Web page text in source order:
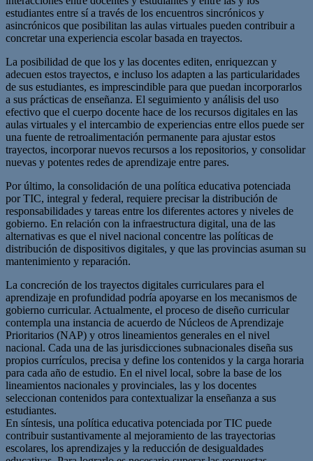
estudiantes entre sí a través de los encuentros sincrónicos y
asincrónicos que posibilitan las aulas virtuales pueden contribuir a
concretar una experiencia escolar basada en trayectos.
La posibilidad de que los y las docentes editen, enriquezcan y
adecuen estos trayectos, e incluso los adapten a las particularidades
de sus estudiantes, es imprescindible para que puedan incorporarlos
a sus prácticas de enseñanza. El seguimiento y análisis del uso
efectivo que el cuerpo docente hace de los recursos digitales en las
aulas virtuales y el intercambio de experiencias entre ellos puede ser
una fuente de retroalimentación permanente para ajustar estos
trayectos, incorporar nuevos recursos a los repositorios, y consolidar
nuevas y potentes redes de aprendizaje entre pares.
Por último, la consolidación de una política educativa potenciada
por TIC, integral y federal, requiere precisar la distribución de
responsabilidades y tareas entre los diferentes actores y niveles de
gobierno. En relación con la infraestructura digital, una de las
alternativas es que el nivel nacional concentre las políticas de
distribución de dispositivos digitales, y que las provincias asuman su
mantenimiento y reparación.
La concreción de los trayectos digitales curriculares para el
aprendizaje en profundidad podría apoyarse en los mecanismos de
gobierno curricular. Actualmente, el proceso de diseño curricular
contempla una instancia de acuerdo de Núcleos de Aprendizaje
Prioritarios (NAP) y otros lineamientos generales en el nivel
nacional. Cada una de las jurisdicciones subnacionales diseña sus
propios currículos, precisa y define los contenidos y la carga horaria
para cada año de estudio. En el nivel local, sobre la base de los
lineamientos nacionales y provinciales, las y los docentes
seleccionan contenidos para contextualizar la enseñanza a sus
estudiantes.
En síntesis, una política educativa potenciada por TIC puede
contribuir sustantivamente al mejoramiento de las trayectorias
escolares, los aprendizajes y la reducción de desigualdades